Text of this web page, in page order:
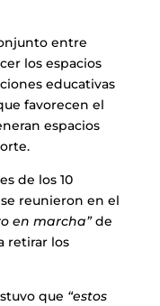
entre
los espacios
educativas
favorecen el
espacios
de los 10
reunieron en el
en marcha”de
retirar los
que “estos